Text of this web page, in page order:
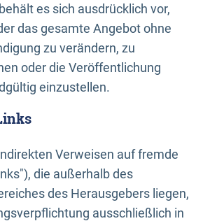
es sich ausdrücklich vor,
das gesamte Angebot ohne
zu verändern, zu
oder die Veröffentlichung
einzustellen.
Verweisen auf fremde
die außerhalb des
des Herausgebers liegen,
ausschließlich in